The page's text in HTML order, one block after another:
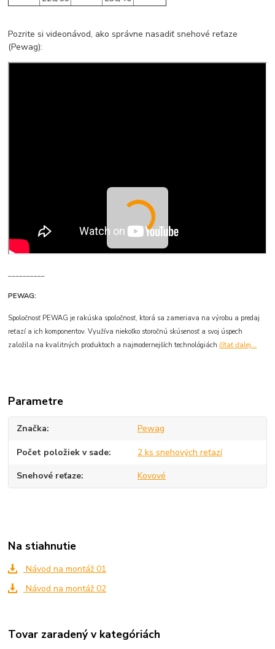
Pozrite si videonávod, ako správne nasadiť snehové reťaze
(Pewag):
PEWAG:
Spoločnosť PEWAG je rakúska spoločnosť, ktorá sa zameriava na výrobu a predaj
reťazí a ich komponentov. Využíva niekoľko storočnú skúsenosť a svoj úspech
založila na kvalitných produktoch a najmodernejších technológiáchčítať ďalej...
Parametre
Značka Pewag
Počet položiek v sade 2 ks snehových reťazí
Snehové reťaze Kovové
Na stiahnutie
Návod na montáž 01
Návod na montáž 02
Tovar zaradený v kategóriách